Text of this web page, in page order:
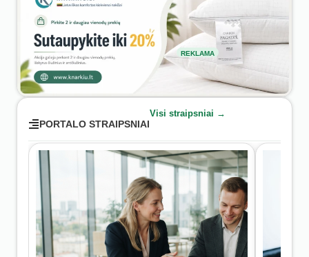
REKLAMA
PORTALO STRAIPSNIAI
Visi straipsniai →